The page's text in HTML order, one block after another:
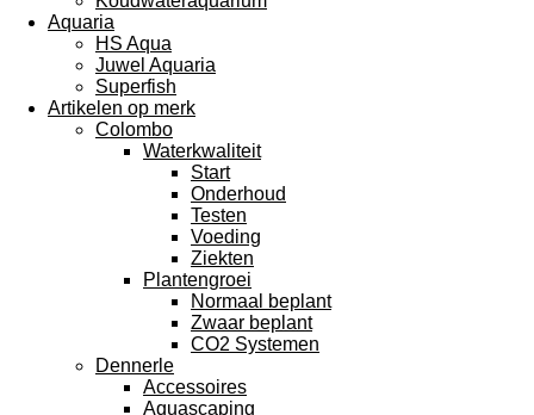
Aquaria
HS Aqua
Juwel Aquaria
Superfish
Artikelen op merk
Colombo
Waterkwaliteit
Start
Onderhoud
Testen
Voeding
Ziekten
Plantengroei
Normaal beplant
Zwaar beplant
CO2 Systemen
Dennerle
Accessoires
Aquascaping